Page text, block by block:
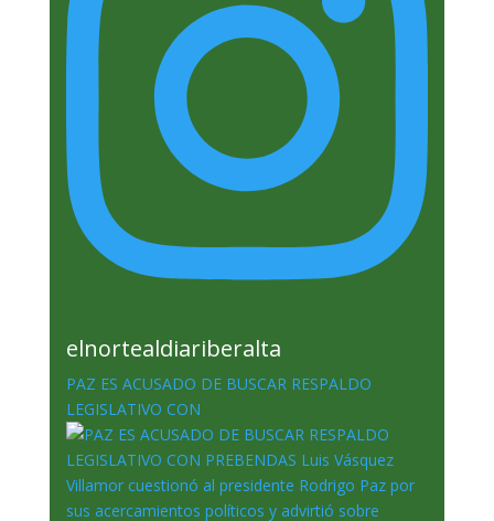
elnortealdiariberalta
PAZ ES ACUSADO DE BUSCAR RESPALDO
LEGISLATIVO CON